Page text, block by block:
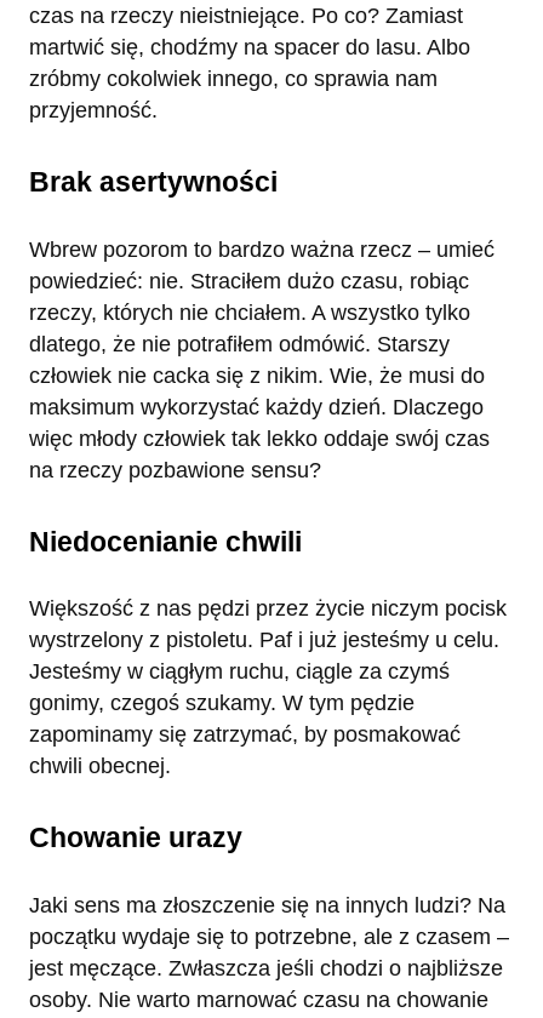
czas na rzeczy nieistniejące. Po co? Zamiast
martwić się, chodźmy na spacer do lasu. Albo
zróbmy cokolwiek innego, co sprawia nam
przyjemność.
Brak asertywności
Wbrew pozorom to bardzo ważna rzecz – umieć
powiedzieć: nie. Straciłem dużo czasu, robiąc
rzeczy, których nie chciałem. A wszystko tylko
dlatego, że nie potrafiłem odmówić. Starszy
człowiek nie cacka się z nikim. Wie, że musi do
maksimum wykorzystać każdy dzień. Dlaczego
więc młody człowiek tak lekko oddaje swój czas
na rzeczy pozbawione sensu?
Niedocenianie chwili
Większość z nas pędzi przez życie niczym pocisk
wystrzelony z pistoletu. Paf i już jesteśmy u celu.
Jesteśmy w ciągłym ruchu, ciągle za czymś
gonimy, czegoś szukamy. W tym pędzie
zapominamy się zatrzymać, by posmakować
chwili obecnej.
Chowanie urazy
Jaki sens ma złoszczenie się na innych ludzi? Na
początku wydaje się to potrzebne, ale z czasem –
jest męczące. Zwłaszcza jeśli chodzi o najbliższe
osoby. Nie warto marnować czasu na chowanie